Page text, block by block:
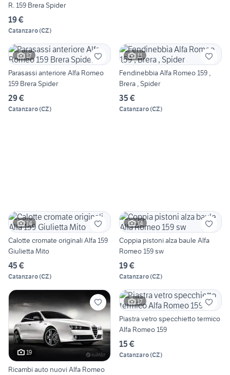
R. 159 Brera Spider
19 €
Catanzaro(CZ)
17
Parasassi anteriore Alfa Romeo
159 Brera Spider
29 €
Catanzaro(CZ)
11
Fendinebbia Alfa Romeo 159 ,
Brera , Spider
35 €
Catanzaro(CZ)
14
Calotte cromate originali Alfa 159
Giulietta Mito
45 €
Catanzaro(CZ)
14
Coppia pistoni alza baule Alfa
Romeo 159 sw
19 €
Catanzaro(CZ)
19
Ricambi auto nuovi Alfa Romeo
17
Piastra vetro specchietto termico
Alfa Romeo 159
15 €
Catanzaro(CZ)